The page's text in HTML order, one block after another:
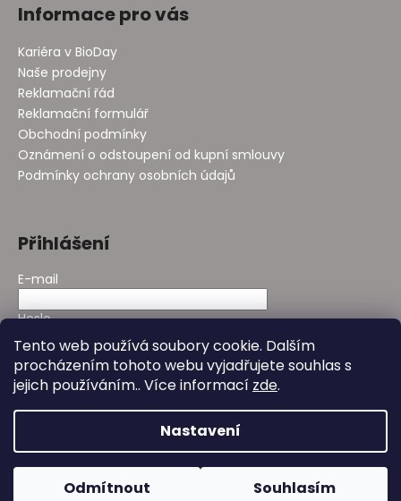
Tento web používá soubory cookie. Dalším
procházením tohoto webu vyjadřujete souhlas s
jejich používáním.. Více informací zde.
Nastavení
Odmítnout Souhlasím
Informace pro vás
Kariéra v BioDay
Naše prodejny
Reklamační řád
Reklamační formulář
Obchodní podmínky
Oznámení o odstoupení od kupní smlouvy
Podmínky ochrany osobních údajů
Přihlášení
E-mail
Heslo
PŘIHLÁSIT SE
Nová registraceZapomenuté heslo
Copyright 2026Bioday . Všechna práva vyhrazena.